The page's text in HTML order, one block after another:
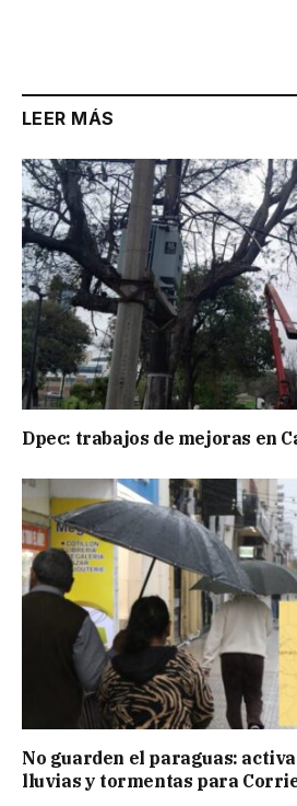
LEER MÁS
Dpec: trabajos de mejoras en
No guarden el paraguas:
lluvias y tormentas para